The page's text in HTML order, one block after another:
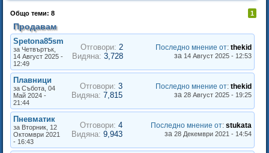
Общо теми: 8 1
Продавам
Spetona85sm
Отговори: 2
Видяна: 3,728
Последно мнение от: thekid
за 14 Август 2025 - 12:53
за Четвъртък,
14 Август 2025 -
12:49
Плавници
Отговори: 3
Видяна: 7,815
Последно мнение от: thekid
за 28 Август 2025 - 19:25
за Събота, 04
Май 2024 -
21:44
Пневматик
Отговори: 4
Видяна: 9,943
Последно мнение от: stukata
за 28 Декември 2021 - 14:54
за Вторник, 12
Октомври 2021
- 16:43